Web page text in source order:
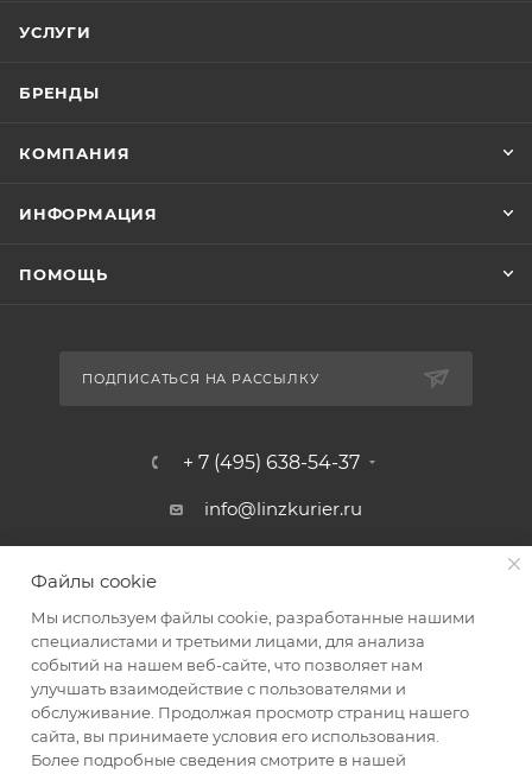
УСЛУГИ
БРЕНДЫ
КОМПАНИЯ
ИНФОРМАЦИЯ
ПОМОЩЬ
ПОДПИСАТЬСЯ НА РАССЫЛКУ
+ 7 (495) 638-54-37
info@linzkurier.ru
Файлы cookie
Мы используем файлы cookie, разработанные нашими
специалистами и третьими лицами, для анализа
событий на нашем веб-сайте, что позволяет нам
улучшать взаимодействие с пользователями и
обслуживание. Продолжая просмотр страниц нашего
сайта, вы принимаете условия его использования.
Более подробные сведения смотрите в нашей